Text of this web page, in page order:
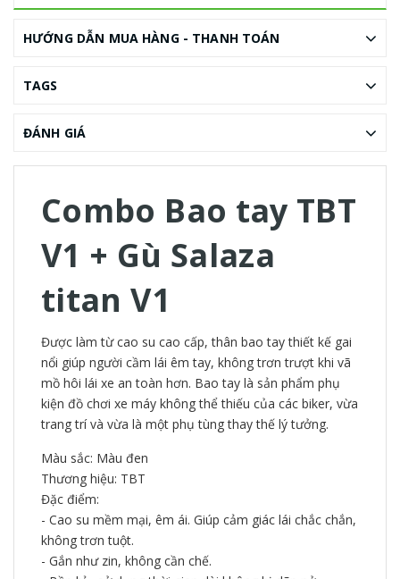
HƯỚNG DẪN MUA HÀNG - THANH TOÁN
TAGS
ĐÁNH GIÁ
Combo Bao tay TBT
V1 + Gù Salaza
titan V1
Được làm từ cao su cao cấp, thân bao tay thiết kế gai
nổi giúp người cầm lái êm tay, không trơn trượt khi vã
mồ hôi lái xe an toàn hơn. Bao tay là sản phẩm phụ
kiện đồ chơi xe máy không thể thiếu của các biker, vừa
trang trí và vừa là một phụ tùng thay thế lý tưởng.
Màu sắc: Màu đen
Thương hiệu: TBT
Đặc điểm:
- Cao su mềm mại, êm ái. Giúp cảm giác lái chắc chắn,
không trơn tuột.
- Gắn như zin, không cần chế.